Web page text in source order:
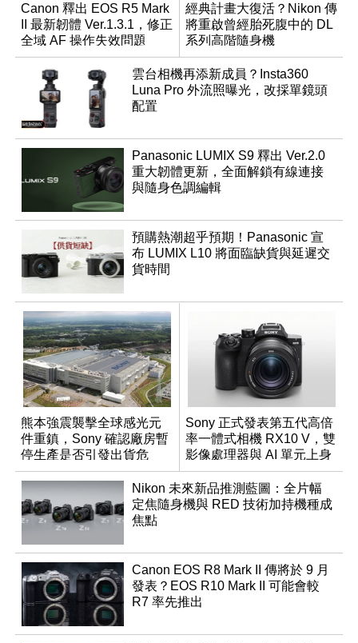
Canon 釋出 EOS R5 Mark
II 最新韌體 Ver.1.3.1，修正
全域 AF 操作失效問題
經典計畫大復活？Nikon 傳
將重啟曾經胎死腹中的 DL
系列高階隨身機
雲台相機再添新成員？Insta360
Luna Pro 外流照曝光，改採單鏡頭
配置
Panasonic LUMIX S9 釋出 Ver.2.0
重大韌體更新，全面解鎖有線連接
與隨身色調編輯
預購熱潮超乎預期！Panasonic 宣
布 LUMIX L10 將面臨缺貨與延遲交
貨時間
熊本強震襲擊全球感光元
件重鎮，Sony 確認廠房暫
停生產是否引發出貨危
機？
Sony 正式發表第五代高倍
率一體式相機 RX10 V，雙
影像處理器與 AI 單元上身
Nikon 未來新品推測藍圖：全片幅
定焦隨身機與 RED 技術加持機種成
焦點
Canon EOS R8 Mark II 傳將於 9 月
發表？EOS R10 Mark II 可能會較
R7 率先推出